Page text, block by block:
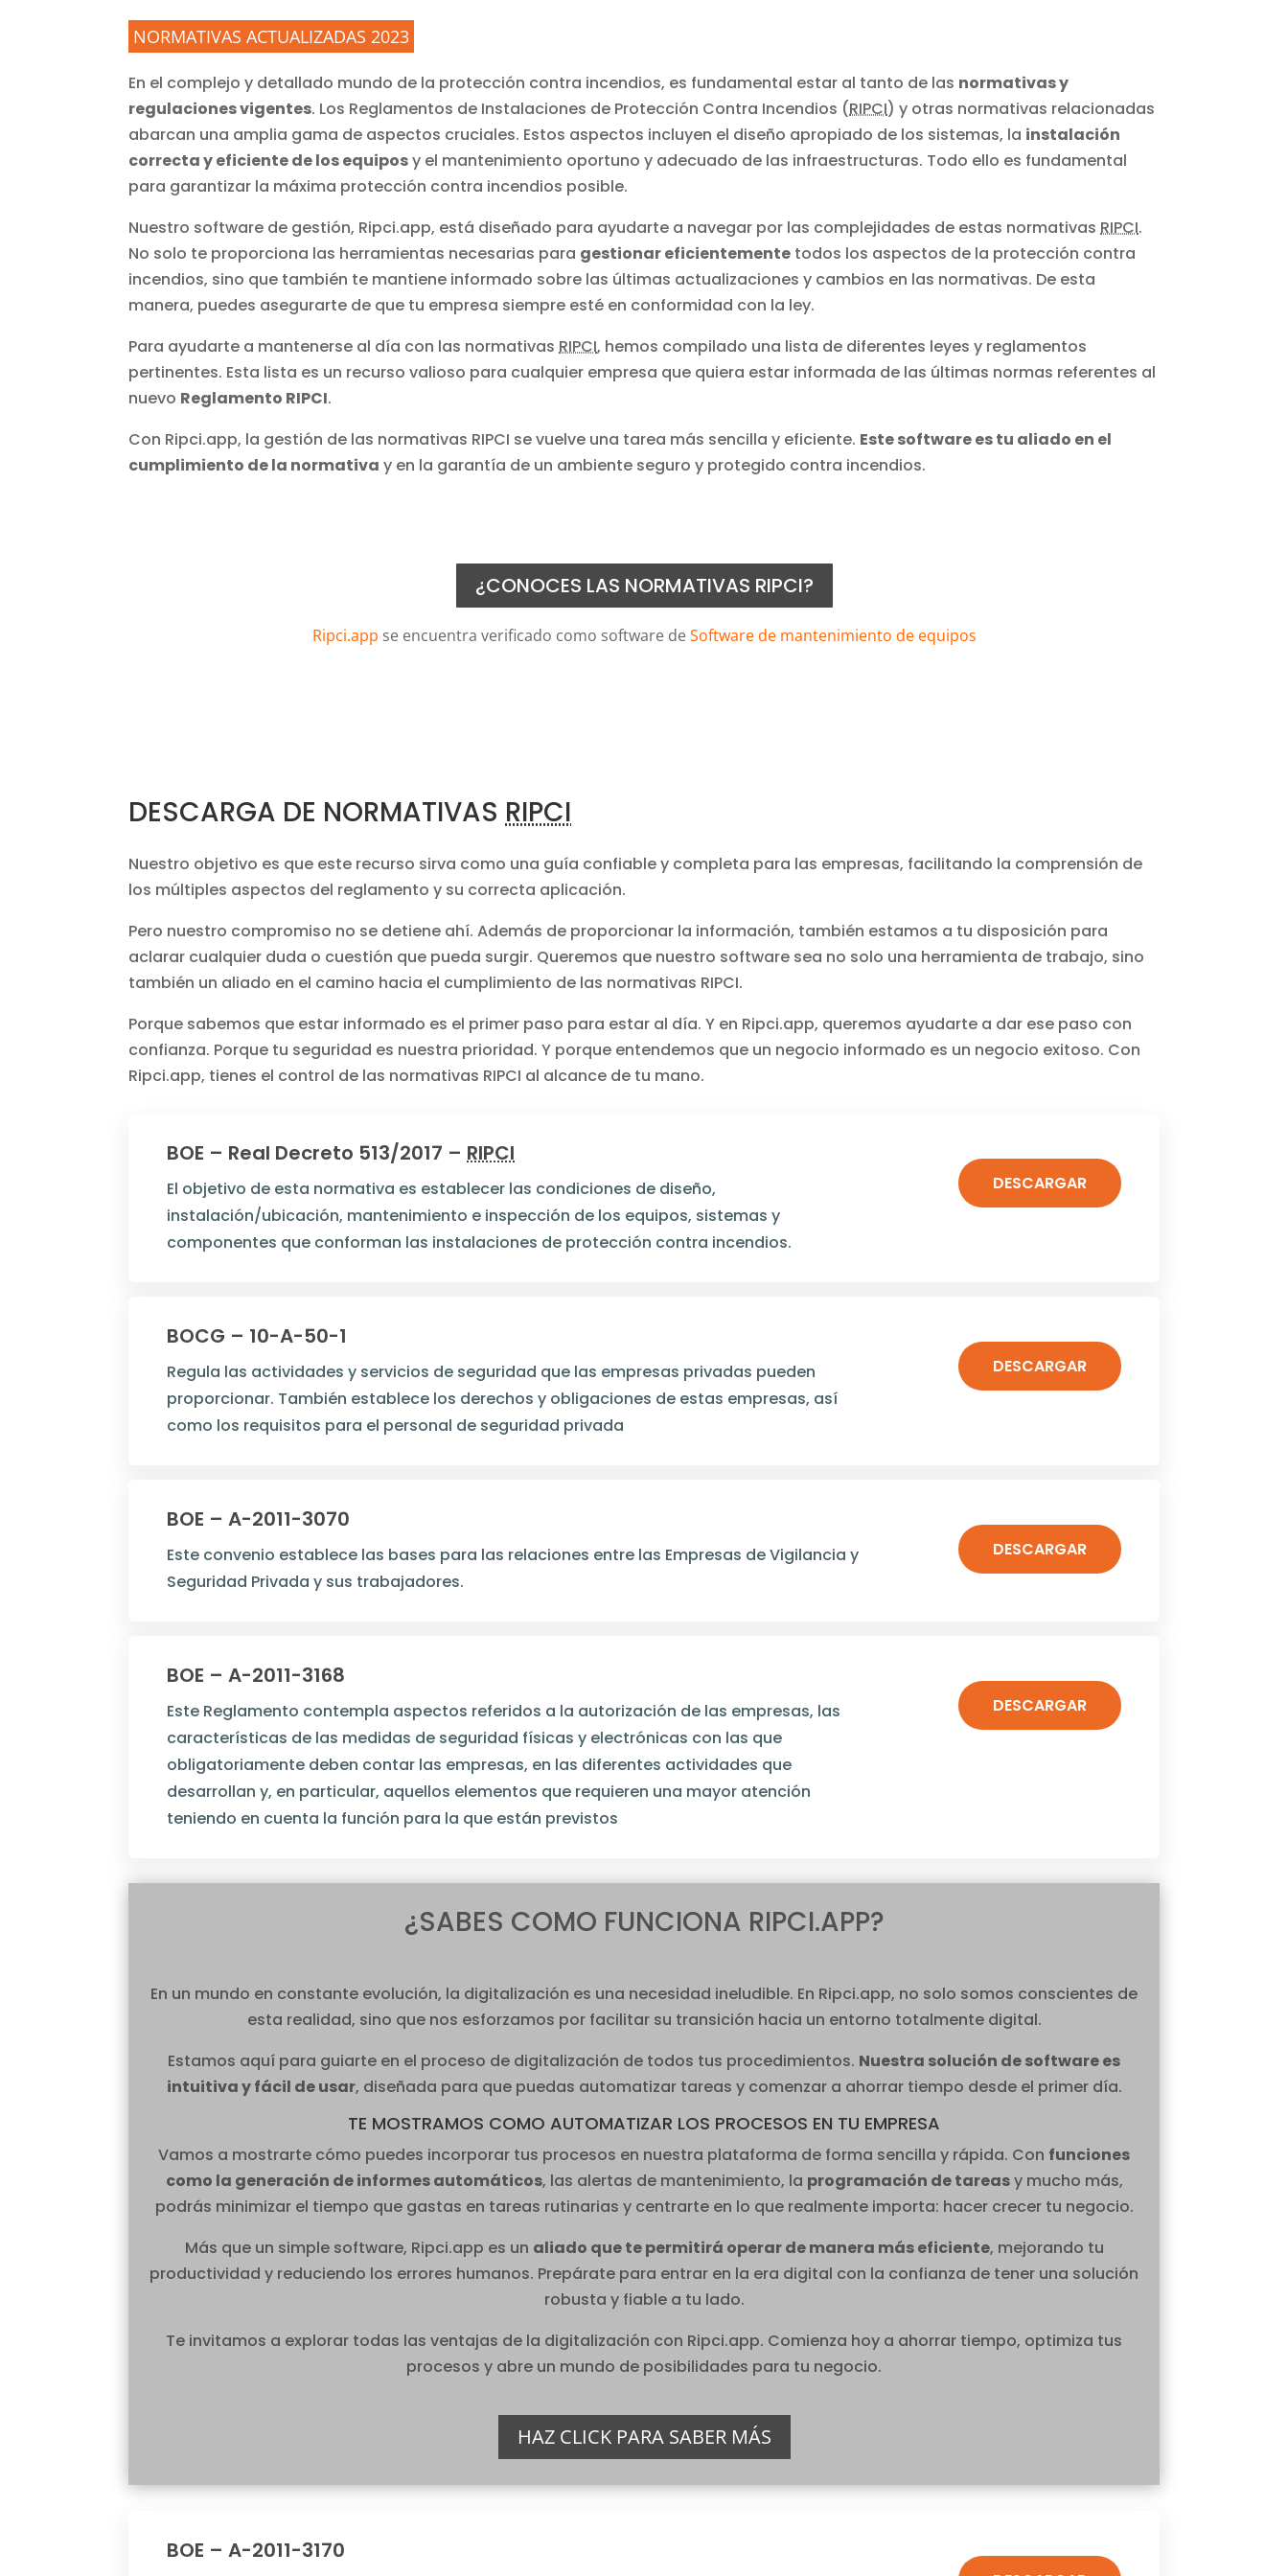
NORMATIVAS ACTUALIZADAS 2023
En el complejo y detallado mundo de la protección contra incendios, es fundamental estar al tanto de las normativas y
regulaciones vigentes. Los Reglamentos de Instalaciones de Protección Contra Incendios (RIPCI) y otras normativas relacionadas
abarcan una amplia gama de aspectos cruciales. Estos aspectos incluyen el diseño apropiado de los sistemas, la instalación
correcta y eficiente de los equiposy el mantenimiento oportuno y adecuado de las infraestructuras. Todo ello es fundamental
para garantizar la máxima protección contra incendios posible.
Nuestro software de gestión, Ripci.app, está diseñado para ayudarte a navegar por las complejidades de estas normativasRIPCI.
No solo te proporciona las herramientas necesarias para gestionar eficientemente todos los aspectos de la protección contra
incendios, sino que también te mantiene informado sobre las últimas actualizaciones y cambios en las normativas. De esta
manera, puedes asegurarte de que tu empresa siempre esté en conformidad con la ley.
Para ayudarte a mantenerse al día con las normativasRIPCI, hemos compilado una lista de diferentes leyes y reglamentos
pertinentes. Esta lista es un recurso valioso para cualquier empresa que quiera estar informada de las últimas normas referentes al
nuevo Reglamento RIPCI.
Con Ripci.app, la gestión de las normativas RIPCI se vuelve una tarea más sencilla y eficiente. Este software es tu aliado en el
cumplimiento de la normativa y en la garantía de un ambiente seguro y protegido contra incendios.
¿CONOCES LAS NORMATIVAS RIPCI?
Ripci.app se encuentra verificado como software deSoftware de mantenimiento de equipos
DESCARGA DE NORMATIVAS RIPCI
Nuestro objetivo es que este recurso sirva como una guía confiable y completa para las empresas, facilitando la comprensión de
los múltiples aspectos del reglamento y su correcta aplicación.
Pero nuestro compromiso no se detiene ahí. Además de proporcionar la información, también estamos a tu disposición para
aclarar cualquier duda o cuestión que pueda surgir. Queremos que nuestro software sea no solo una herramienta de trabajo, sino
también un aliado en el camino hacia el cumplimiento de las normativas RIPCI.
Porque sabemos que estar informado es el primer paso para estar al día. Y en Ripci.app, queremos ayudarte a dar ese paso con
confianza. Porque tu seguridad es nuestra prioridad. Y porque entendemos que un negocio informado es un negocio exitoso. Con
Ripci.app, tienes el control de las normativas RIPCI al alcance de tu mano.
BOE – Real Decreto 513/2017 – RIPCI
El objetivo de esta normativa es establecer las condiciones de diseño,
instalación/ubicación, mantenimiento e inspección de los equipos, sistemas y
componentes que conforman las instalaciones de protección contra incendios.
DESCARGAR
BOCG – 10-A-50-1
Regula las actividades y servicios de seguridad que las empresas privadas pueden
proporcionar. También establece los derechos y obligaciones de estas empresas, así
como los requisitos para el personal de seguridad privada
DESCARGAR
BOE – A-2011-3070
Este convenio establece las bases para las relaciones entre las Empresas de Vigilancia y
Seguridad Privada y sus trabajadores.
DESCARGAR
BOE – A-2011-3168
Este Reglamento contempla aspectos referidos a la autorización de las empresas, las
características de las medidas de seguridad físicas y electrónicas con las que
obligatoriamente deben contar las empresas, en las diferentes actividades que
desarrollan y, en particular, aquellos elementos que requieren una mayor atención
teniendo en cuenta la función para la que están previstos
DESCARGAR
¿SABES COMO FUNCIONA RIPCI.APP?
En un mundo en constante evolución, la digitalización es una necesidad ineludible. En Ripci.app, no solo somos conscientes de
esta realidad, sino que nos esforzamos por facilitar su transición hacia un entorno totalmente digital.
Estamos aquí para guiarte en el proceso de digitalización de todos tus procedimientos. Nuestra solución de software es
intuitiva y fácil de usar, diseñada para que puedas automatizar tareas y comenzar a ahorrar tiempo desde el primer día.
TE MOSTRAMOS COMO AUTOMATIZAR LOS PROCESOS EN TU EMPRESA
Vamos a mostrarte cómo puedes incorporar tus procesos en nuestra plataforma de forma sencilla y rápida. Con funciones
como la generación de informes automáticos, las alertas de mantenimiento, la programación de tareasy mucho más,
podrás minimizar el tiempo que gastas en tareas rutinarias y centrarte en lo que realmente importa: hacer crecer tu negocio.
Más que un simple software, Ripci.app es un aliado que te permitirá operar de manera más eficiente, mejorando tu
productividad y reduciendo los errores humanos. Prepárate para entrar en la era digital con la confianza de tener una solución
robusta y fiable a tu lado.
Te invitamos a explorar todas las ventajas de la digitalización con Ripci.app. Comienza hoy a ahorrar tiempo, optimiza tus
procesos y abre un mundo de posibilidades para tu negocio.
HAZ CLICK PARA SABER MÁS
BOE – A-2011-3170